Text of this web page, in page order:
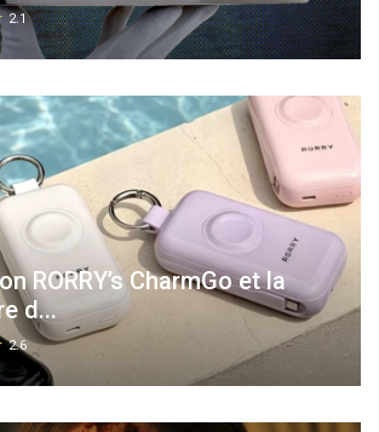
2.1
RORRY’s CharmGo et la
d...
2.6